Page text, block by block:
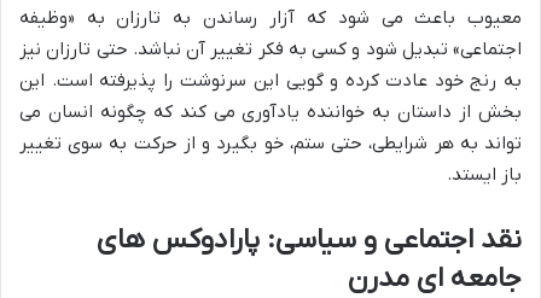
معیوب باعث می شود که آزار رساندن به تارزان به «وظیفه
اجتماعی» تبدیل شود و کسی به فکر تغییر آن نباشد. حتی تارزان نیز
به رنج خود عادت کرده و گویی این سرنوشت را پذیرفته است. این
بخش از داستان به خواننده یادآوری می کند که چگونه انسان می
تواند به هر شرایطی، حتی ستم، خو بگیرد و از حرکت به سوی تغییر
باز ایستد.
نقد اجتماعی و سیاسی: پارادوکس های
جامعه ای مدرن